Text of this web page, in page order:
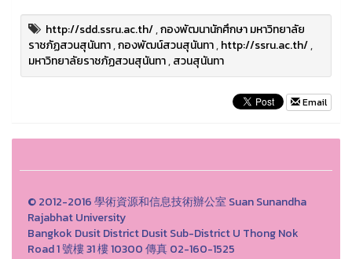
http://sdd.ssru.ac.th/,กองพัฒนานักศึกษา มหาวิทยาลัย
ราชภัฏสวนสุนันทา,กองพัฒน์สวนสุนันทา,http://ssru.ac.th/,
มหาวิทยาลัยราชภัฏสวนสุนันทา,สวนสุนันทา
Email
© 2012-2016 學術資源和信息技術辦公室 Suan Sunandha
Rajabhat University
Bangkok Dusit District Dusit Sub-District U Thong Nok
Road 1 號樓 31 樓 10300 傳真 02-160-1525